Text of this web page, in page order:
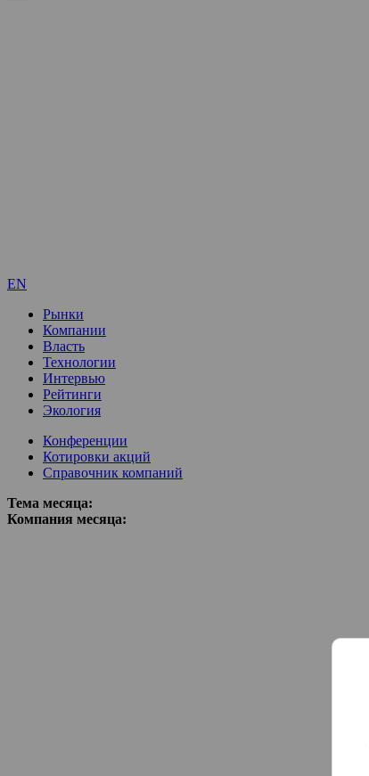
EN
Рынки
Компании
Власть
Технологии
Интервью
Рейтинги
Экология
Конференции
Котировки акций
Справочник компаний
Тема месяца:
Компания месяца: